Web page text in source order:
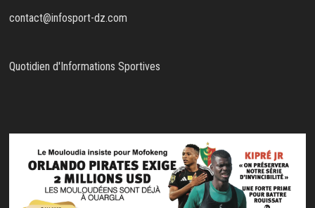
contact@infosport-dz.com
Quotidien d'Informations Sportives